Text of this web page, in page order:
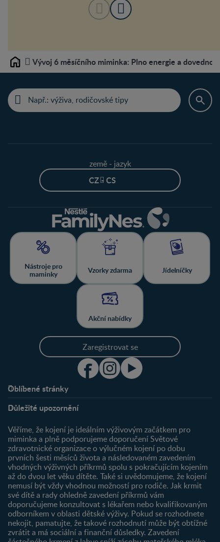
Home Vývoj 6 měsíčního miminka: Plno energie a
země - jazyk
CZ - CS
Nástroje pro
maminky
Vzorky zdarma Jídelníčky
Akční nabídky
Zaregistrovat se
Oblíbené stránky
O nás
Můj účet
Registrace
Newsletter
Přihlášení
Produkty
Najít produkt
Důležité upozornění
Věříme, že kojení je ideálním výživovým začátkem pro
miminka a plně podporujeme doporučení Světové
zdravotnické organizace o výlučném kojení po dobu
prvních šesti měsíců života a následovaném zavedením
vhodných výživných příkrmů spolu s pokračujícím kojením
až do dvou let věku dítěte. Také si uvědomujeme, že kojení
nemusí být vždy vhodnou možností pro rodiče. Jak krmit
své dítě a rady ohledně zavedení příkrmů vám
doporučujeme konzultovat s lékařem nebo kvalifikovaným
odborníkem v oblasti dětské výživy. Pokud se rozhodnete
nekojit, pamatujte, že takové rozhodnutí může být obtížné
zvrátit a má sociální a finanční důsledky. Zavedení